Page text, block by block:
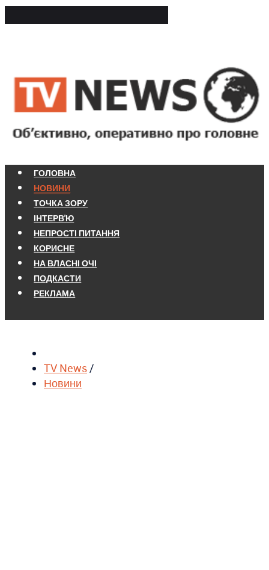
ГОЛОВНА
НОВИНИ
ТОЧКА ЗОРУ
ІНТЕРВ'Ю
НЕПРОСТІ ПИТАННЯ
КОРИСНЕ
НА ВЛАСНІ ОЧІ
ПОДКАСТИ
РЕКЛАМА
TV News/
Новини